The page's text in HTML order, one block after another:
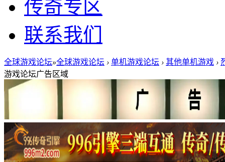
传奇专区
联系我们
全球游戏论坛»全球游戏论坛 › 单机游戏论坛 › 其他单机游戏 ›
游戏论坛广告区域